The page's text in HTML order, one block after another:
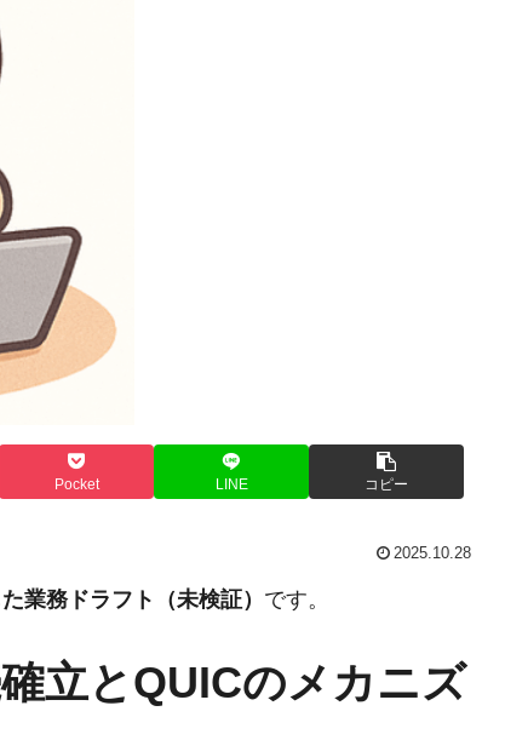
Pocket LINE コピー
2025.10.28
業務ドラフト（未検証） です。
立とQUICのメカニズ